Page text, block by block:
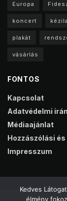
Europa
koncert
plakát
vásárlás
FONTOS
Kapcsolat
Adatvédelmi
Médiaajánlat
Hozzászólási
Impresszum
Kedves
élmény